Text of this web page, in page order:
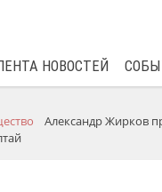
НОВОСТЕЙ
Александр Жирков